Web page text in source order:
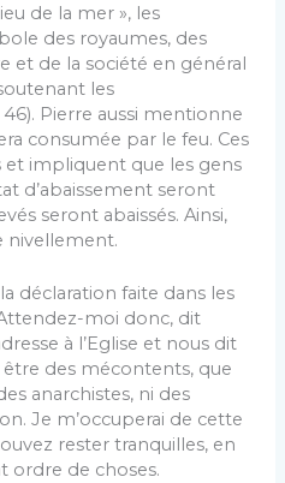
de la mer », les
des royaumes, des
et de la société en général
les
Pierre aussi mentionne
consumée par le feu. Ces
impliquent que les gens
d’abaissement seront
seront abaissés. Ainsi,
nivellement.
déclaration faite dans les
moi donc, dit
à l’Eglise et nous dit
des mécontents, que
anarchistes, ni des
Je m’occuperai de cette
rester tranquilles, en
ordre de choses.